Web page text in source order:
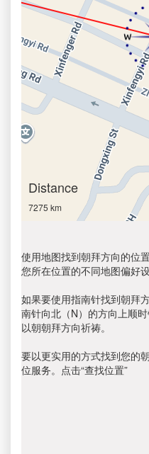
Distance
7275 km
使用地图找到朝拜方向的位
您所在位置的不同地图偏好设
如果要使用指南针找到朝拜
南针向北（N）的方向上顺
以朝朝拜方向祈祷。
要以更实用的方式找到您的
位服务。点击“查找位置”